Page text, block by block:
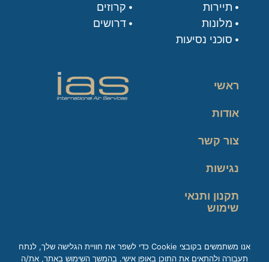
תיירות
מלונות
סוכני נסיעות
קרוזים
דרושים
ראשי
אודות
צור קשר
נגישות
תקנון ותנאי
שימוש
אנו משתמשים בקובצי Cookie כדי לשפר את חוויית הגלישה שלך, לנתח
תעבורה ולהתאים את התוכן באופן אישי. בהמשך השימוש באתר, את/ה